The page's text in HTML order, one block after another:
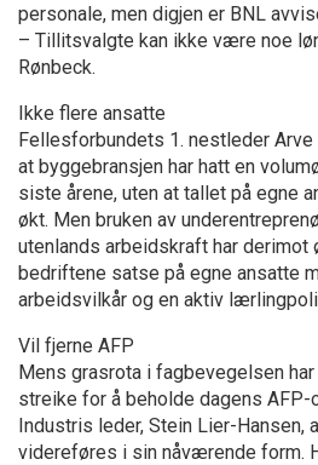
personale, men digjen er BNL
– Tillitsvalgte kan ikke være noe
Rønbeck.
Ikke flere ansatte
Fellesforbundets 1. nestleder Arve
at byggebransjen har hatt en
siste årene, uten at tallet på egne
økt. Men bruken av
utenlands arbeidskraft har derimot
bedriftene satse på egne ansatte
arbeidsvilkår og en aktiv
Vil fjerne AFP
Mens grasrota i fagbevegelsen
streike for å beholde dagens AFP-
Industris leder, Stein Lier-Hansen,
videreføres i sin nåværende form.